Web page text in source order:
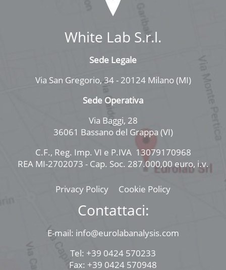
White Lab S.r.l.
Sede Legale
Via San Gregorio, 34 - 20124 Milano (MI)
Sede Operativa
Via Baggi, 28
36061 Bassano del Grappa (VI)
C.F., Reg. Imp. VI e P.IVA 13079170968
REA MI-2702073 - Cap. Soc. 287.000,00 euro, i.v.
Privacy Policy Cookie Policy
Contattaci:
E-mail: info@eurolabanalysis.com
Tel: +39 0424 570233
Fax: +39 0424 570948